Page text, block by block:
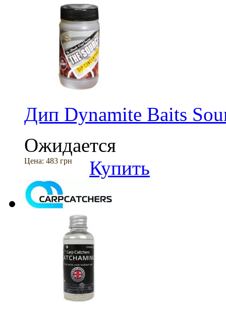
Дип Dynamite Baits
Ожидается
Цена: 483 грн Купить